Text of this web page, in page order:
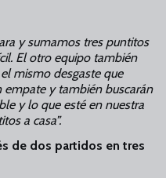
y sumamos tres puntitos
El otro equipo también
mismo desgaste que
y también buscarán
y lo que esté en nuestra
a casa”.
de dos partidos en tres